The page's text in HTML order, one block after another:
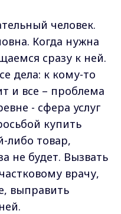
человек.
Когда нужна
сразу к ней.
дела: к кому-то
и все – проблема
- сфера услуг
купить
либо товар,
не будет. Вызвать
врачу,
выправить